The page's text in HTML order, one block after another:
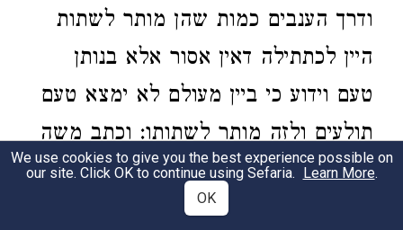
ודרך הענבים כמות שהן מותר לשתות
היין לכתתילה דאין אסור אלא בנותן
טעם וידוע כי ביין מעולם לא ימצא טעם
תולעים ולזה מותר לשתותו: וכתב משה
בר' מימון זצ"ל
We use cookies to give you the best experience possible on
our site. Click OK to continue using Sefaria. Learn More.
OK